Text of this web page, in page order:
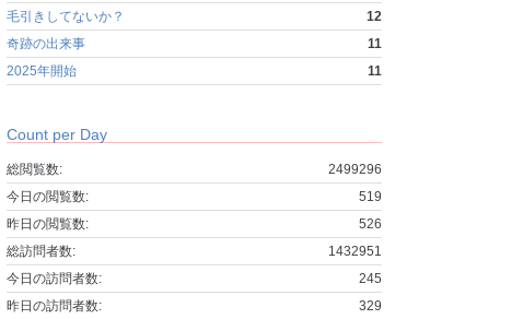
毛引きしてないか？
12
奇跡の出来事
11
2025年開始
11
Count per Day
2499296
総閲覧数:
519
今日の閲覧数:
526
昨日の閲覧数:
1432951
総訪問者数:
245
今日の訪問者数:
329
昨日の訪問者数: